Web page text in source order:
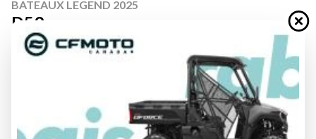
BATEAUX LEGEND 2025
D59
À partir de
CALCULATRICE DE PAIEMENT